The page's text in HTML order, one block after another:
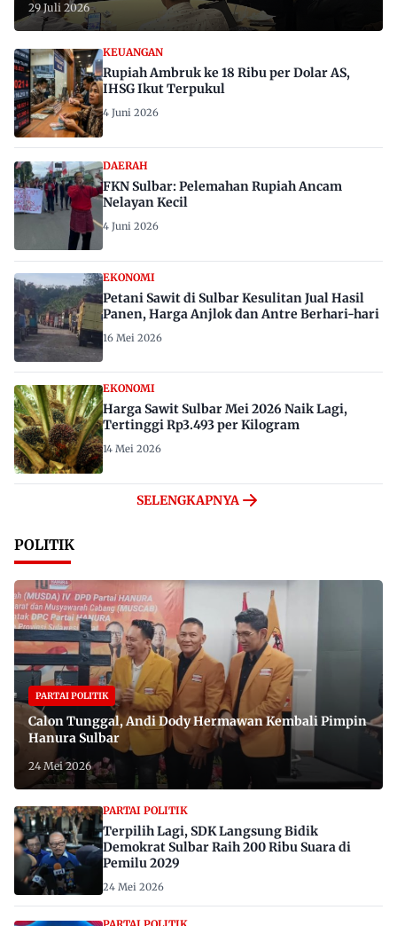
29 Juli 2026
KEUANGAN
Rupiah Ambruk ke 18 Ribu per Dolar AS,
IHSG Ikut Terpukul
4 Juni 2026
DAERAH
FKN Sulbar: Pelemahan Rupiah Ancam
Nelayan Kecil
4 Juni 2026
EKONOMI
Petani Sawit di Sulbar Kesulitan Jual Hasil
Panen, Harga Anjlok dan Antre Berhari-hari
16 Mei 2026
EKONOMI
Harga Sawit Sulbar Mei 2026 Naik Lagi,
Tertinggi Rp3.493 per Kilogram
14 Mei 2026
SELENGKAPNYA
POLITIK
PARTAI POLITIK
Calon Tunggal, Andi Dody Hermawan Kembali Pimpin
Hanura Sulbar
24 Mei 2026
PARTAI POLITIK
Terpilih Lagi, SDK Langsung Bidik
Demokrat Sulbar Raih 200 Ribu Suara di
Pemilu 2029
24 Mei 2026